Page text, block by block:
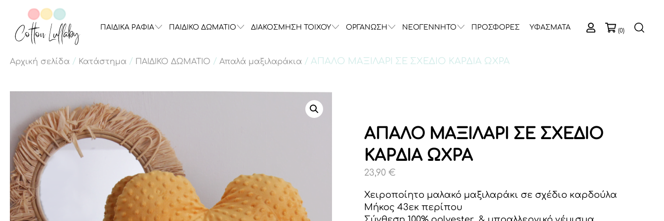
ΠΑΙΔΙΚΑ ΡΑΦΙΑ ΠΑΙΔΙΚΟ ΔΩΜΑΤΙΟ ΔΙΑΚΟΣΜΗΣΗ ΤΟΙΧΟΥ ΟΡΓΑΝΩΣΗ ΝΕΟΓΕΝΝΗΤΟ ΠΡΟΣΦΟΡΕΣ ΥΦΑΣΜΑΤΑ (0)
Αρχική σελίδα / Κατάστημα / ΠΑΙΔΙΚΟ ΔΩΜΑΤΙΟ / Απαλά μαξιλαράκια / ΑΠΑΛΟ ΜΑΞΙΛΑΡΙ ΣΕ ΣΧΕΔΙΟ ΚΑΡΔΙΑ ΩΧΡΑ
ΑΠΑΛΟ ΜΑΞΙΛΑΡΙ ΣΕ ΣΧΕΔΙΟ
ΚΑΡΔΙΑ ΩΧΡΑ
23,90€
Χειροποίητο μαλακό μαξιλαράκι σε σχέδιο καρδούλα
Μήκος 43εκ περίπου